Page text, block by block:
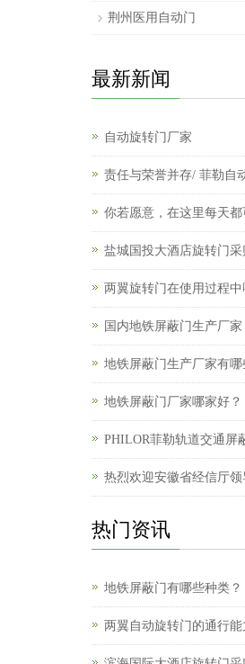
荆州医用自动门
最新新闻
自动旋转门厂家
责任与荣誉并存/ 菲勒自
你若愿意，在这里每天都
盐城国投大酒店旋转门
两翼旋转门在使用过程
国内地铁屏蔽门生产厂家
地铁屏蔽门生产厂家有哪
地铁屏蔽门厂家哪家好？
PHILOR菲勒轨道交通屏
热烈欢迎安徽省经信厅领
热门资讯
地铁屏蔽门有哪些种类？
两翼自动旋转门的通行能